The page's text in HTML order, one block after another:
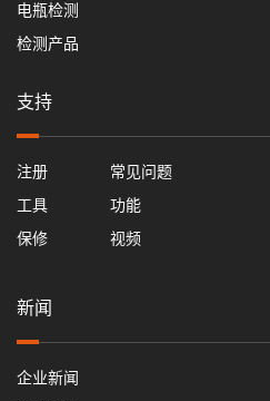
电瓶检测
检测产品
支持
注册
工具
保修
常见问题
功能
视频
新闻
企业新闻